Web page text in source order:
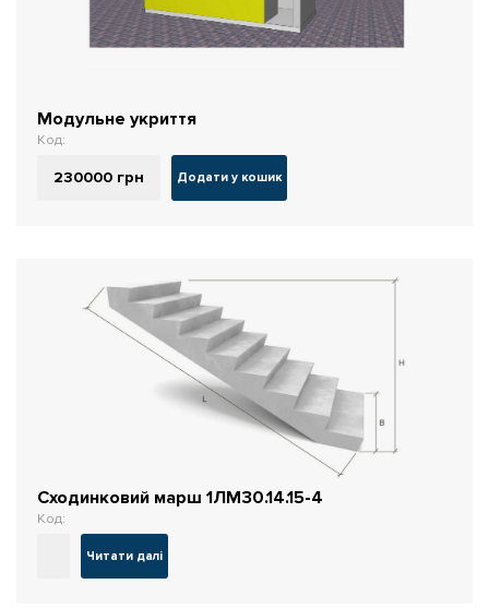
Модульне укриття
Код:
230000 грн Додати у кошик
Сходинковий марш 1ЛМ30.14.15-4
Код:
Читати далі